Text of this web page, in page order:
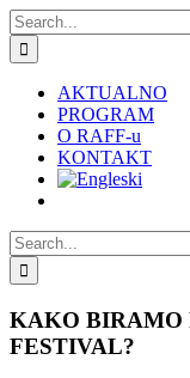
Skip
to
content
Search
for:
AKTUALNO
PROGRAM
O RAFF-u
KONTAKT
Search
for:
KAKO
FESTIVAL?